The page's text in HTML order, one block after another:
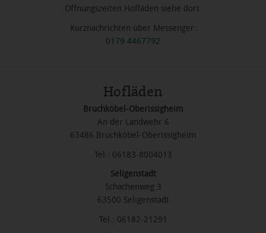
Öffnungszeiten Hofläden siehe dort.
Kurznachrichten über Messenger:
0179 4467792
Hofläden
Bruchköbel-Oberissigheim
An der Landwehr 6
63486 Bruchköbel-Oberissigheim
Tel.: 06183-8004013
Seligenstadt
Schachenweg 3
63500 Seligenstadt
Tel.: 06182-21291